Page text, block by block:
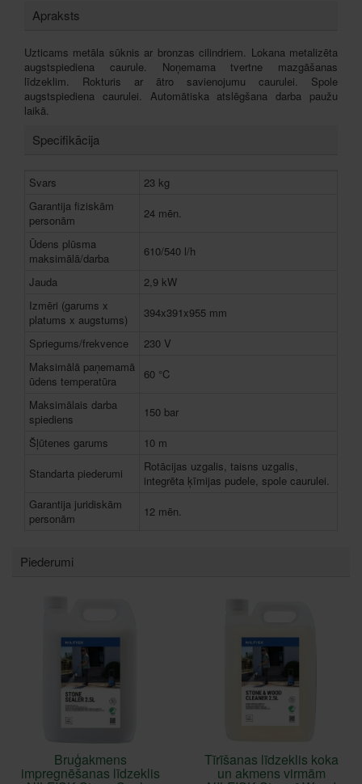
Apraksts
Uzticams metāla sūknis ar bronzas cilindriem. Lokana metalizēta
augstspiediena caurule. Noņemama tvertne mazgāšanas
līdzeklim. Rokturis ar ātro savienojumu caurulei. Spole
augstspiediena caurulei. Automātiska atslēgšana darba paužu
laikā.
Specifikācija
Svars
23 kg
Garantija fiziskām
personām
24 mēn.
Ūdens plūsma
maksimālā/darba
610/540 l/h
Jauda
2,9 kW
Izmēri (garums x
platums x augstums)
394x391x955 mm
Spriegums/frekvence
230 V
Maksimālā paņemamā
ūdens temperatūra
60 °C
Maksimālais darba
spiediens
150 bar
Šļūtenes garums
10 m
Standarta piederumi
Rotācijas uzgalis, taisns uzgalis,
integrēta ķīmijas pudele, spole caurulei.
Garantija juridiskām
personām
12 mēn.
Piederumi
Bruģakmens
impregnēšanas līdzeklis
Tīrīšanas līdzeklis koka
un akmens virmām